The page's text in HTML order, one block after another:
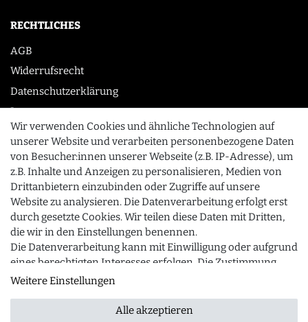
RECHTLICHES
AGB
Widerrufsrecht
Datenschutzerklärung
Impressum
KONTAKT
0355 /28913232
info@gourmeo24.com
Gubener Straße 19, 03042 Cottbus
© 2026 gourmeo24.com
Wir verwenden Cookies und ähnliche Technologien auf
unserer Website und verarbeiten personenbezogene Daten
von Besucher:innen unserer Webseite (z.B. IP-Adresse), um
z.B. Inhalte und Anzeigen zu personalisieren, Medien von
Drittanbietern einzubinden oder Zugriffe auf unsere
Website zu analysieren. Die Datenverarbeitung erfolgt erst
durch gesetzte Cookies. Wir teilen diese Daten mit Dritten,
die wir in den Einstellungen benennen.
Die Datenverarbeitung kann mit Einwilligung oder aufgrund
eines berechtigten Interesses erfolgen. Die Zustimmung
kann erteilt oder abgelehnt werden. Es besteht das Recht,
Zeitpunkt zu ändern oder zu widerrufen. Beachten Sie
Weitere Einstellungen
Alle akzeptieren
SCHLIESSEN